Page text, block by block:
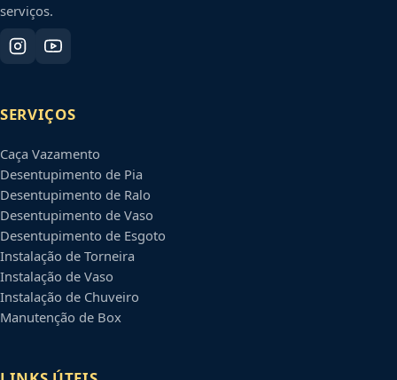
serviços.
SERVIÇOS
Caça Vazamento
Desentupimento de Pia
Desentupimento de Ralo
Desentupimento de Vaso
Desentupimento de Esgoto
Instalação de Torneira
Instalação de Vaso
Instalação de Chuveiro
Manutenção de Box